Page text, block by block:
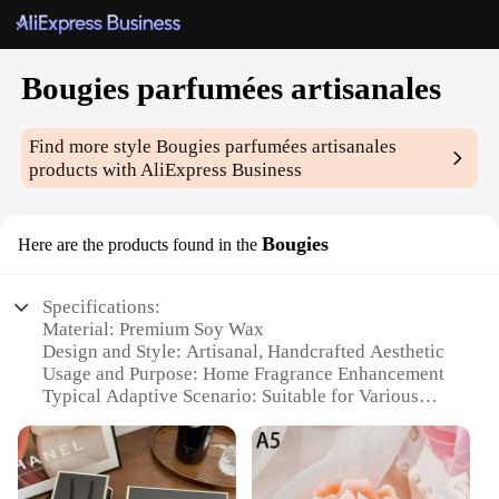
Bougies parfumées artisanales
Find more styleBougies parfumées artisanales
products with AliExpress Business
Here are the products found in the Bougies
Specifications:
Material: Premium Soy Wax
Design and Style: Artisanal, Handcrafted Aesthetic
Usage and Purpose: Home Fragrance Enhancement
Typical Adaptive Scenario: Suitable for Various
Dining Areas
Shape or Size or Weight or Quantity: Available in
Sets or Individually